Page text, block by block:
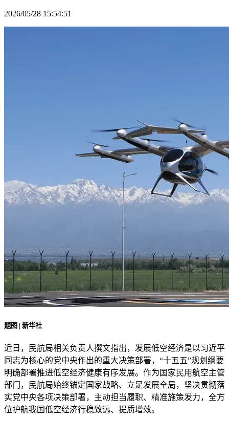
2026/05/28 15:54:51
题图 | 新华社
近日，民航局相关负责人撰文指出，发展低空经济是以习近平
同志为核心的党中央作出的重大决策部署，“十五五”规划纲要
明确部署推进低空经济健康有序发展。作为国家民用航空主管
部门，民航局始终锚定国家战略、立足发展全局，坚决贯彻落
实党中央各项决策部署，主动担当履职、精准施策发力，全方
位护航我国低空经济行稳致远、提质增效。